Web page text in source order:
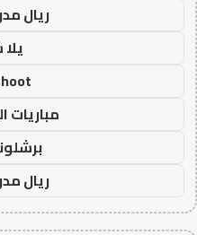
ريال
مباريات
ريال